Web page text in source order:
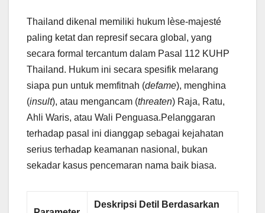
Thailand dikenal memiliki hukum lèse-majesté
paling ketat dan represif secara global, yang
secara formal tercantum dalam Pasal 112 KUHP
Thailand. Hukum ini secara spesifik melarang
siapa pun untuk memfitnah (defame), menghina
(insult), atau mengancam (threaten) Raja, Ratu,
Ahli Waris, atau Wali Penguasa.Pelanggaran
terhadap pasal ini dianggap sebagai kejahatan
serius terhadap keamanan nasional, bukan
sekadar kasus pencemaran nama baik biasa.
Deskripsi Detil Berdasarkan